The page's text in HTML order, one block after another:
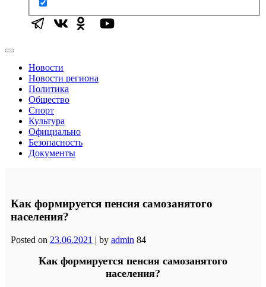
Новости
Новости региона
Политика
Общество
Спорт
Культура
Официально
Безопасность
Документы
Как формируется пенсия самозанятого
населения?
Posted on 23.06.2021 | by admin 84
Как формируется пенсия самозанятого
населения?